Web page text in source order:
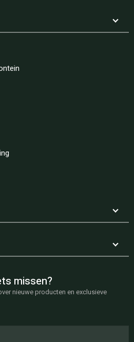
missen?
nieuwe producten en exclusieve